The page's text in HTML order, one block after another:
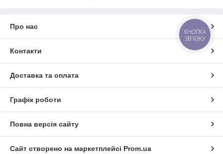
Про нас
Контакти
Доставка та оплата
Графік роботи
Повна версія сайту
Сайт створено на маркетплейсі Prom.ua
КНОПКА
ЗВ'ЯЗКУ